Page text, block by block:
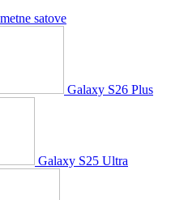
satove
Galaxy S26 Plus
Galaxy S25 Ultra